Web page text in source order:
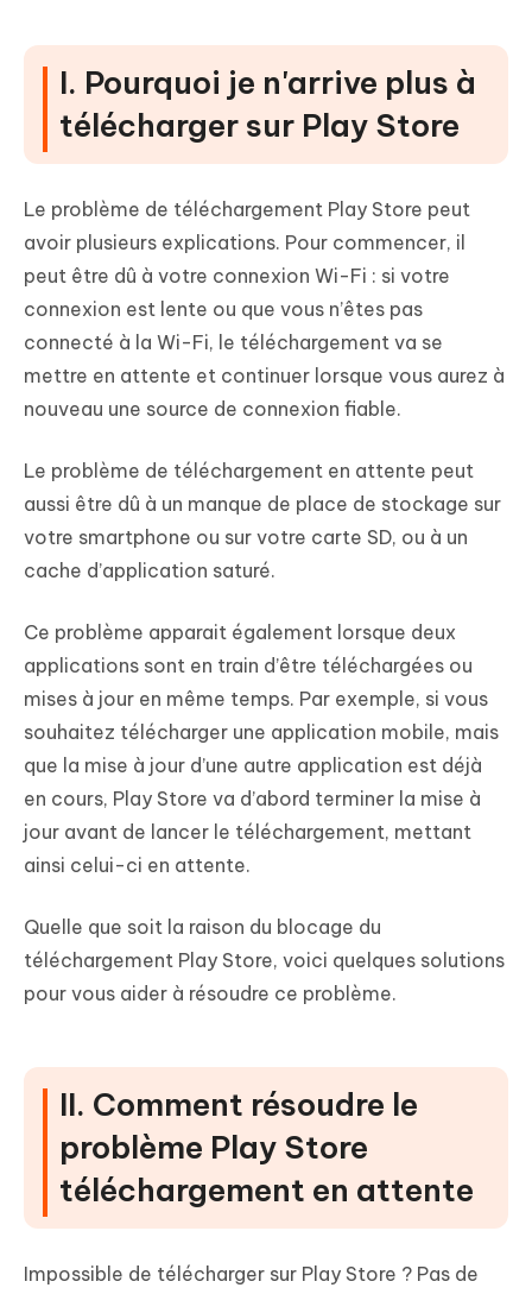
I. Pourquoi je n'arrive plus à
télécharger sur Play Store
Le problème de téléchargement Play Store peut
avoir plusieurs explications. Pour commencer, il
peut être dû à votre connexion Wi-Fi : si votre
connexion est lente ou que vous n’êtes pas
connecté à la Wi-Fi, le téléchargement va se
mettre en attente et continuer lorsque vous aurez à
nouveau une source de connexion fiable.
Le problème de téléchargement en attente peut
aussi être dû à un manque de place de stockage sur
votre smartphone ou sur votre carte SD, ou à un
cache d’application saturé.
Ce problème apparait également lorsque deux
applications sont en train d’être téléchargées ou
mises à jour en même temps. Par exemple, si vous
souhaitez télécharger une application mobile, mais
que la mise à jour d’une autre application est déjà
en cours, Play Store va d’abord terminer la mise à
jour avant de lancer le téléchargement, mettant
ainsi celui-ci en attente.
Quelle que soit la raison du blocage du
téléchargement Play Store, voici quelques solutions
pour vous aider à résoudre ce problème.
II. Comment résoudre le
problème Play Store
téléchargement en attente
Impossible de télécharger sur Play Store ? Pas de